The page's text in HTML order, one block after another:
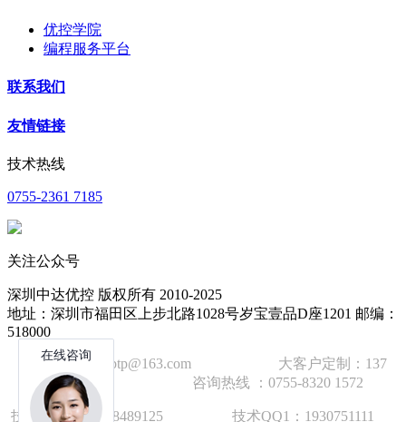
优控学院
编程服务平台
联系我们
友情链接
技术热线
0755-2361 7185
关注公众号
深圳中达优控 版权所有 2010-2025
地址：深圳市福田区上步北路1028号岁宝壹品D座1201 邮编：
518000
技术邮箱：wzbtp@163.com 大客户定制：137
1392 2586 咨询热线 ：0755-8320 1572
技术手机：18928489125 技术QQ1：1930751111